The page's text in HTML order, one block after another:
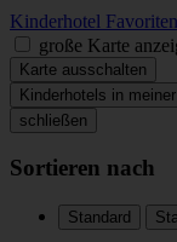
Kinderhotel
große Karte
Karte ausschalten
Kinderhotels in
+
−
schließen
Sortieren nach
Standard